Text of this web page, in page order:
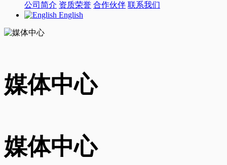
公司简介 资质荣誉 合作伙伴 联系我们
English
媒体中心
媒体中心